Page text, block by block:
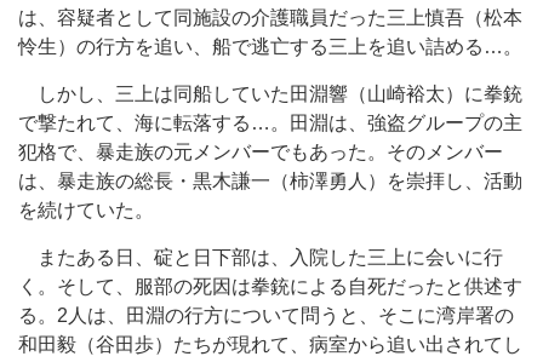
は、容疑者として同施設の介護職員だった三上慎吾（松本
怜生）の行方を追い、船で逃亡する三上を追い詰める…。
しかし、三上は同船していた田淵響（山崎裕太）に拳銃
で撃たれて、海に転落する…。田淵は、強盗グループの主
犯格で、暴走族の元メンバーでもあった。そのメンバー
は、暴走族の総長・黒木謙一（柿澤勇人）を崇拝し、活動
を続けていた。
またある日、碇と日下部は、入院した三上に会いに行
く。そして、服部の死因は拳銃による自死だったと供述す
る。2人は、田淵の行方について問うと、そこに湾岸署の
和田毅（谷田歩）たちが現れて、病室から追い出されてし